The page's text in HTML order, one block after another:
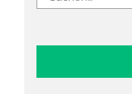
nach: